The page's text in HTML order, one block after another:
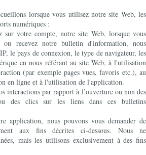
lorsque vous utilisez notre site Web, les
numériques :
sur votre compte, notre site Web, lorsque vous
ou recevez notre bulletin d'information, nous
le pays de connexion, le type de navigateur, les
en nous référant au site Web, à l'utilisation
(par exemple pages vues, favoris etc.), au
en ligne et à l'utilisation de l'application.
interactions par rapport à l’ouverture ou non des
des clics sur les liens dans ces bulletins
application, nous pouvons vous demander de
aux fins décrites ci-dessous. Nous ne
mais les utilisons exclusivement à des fins